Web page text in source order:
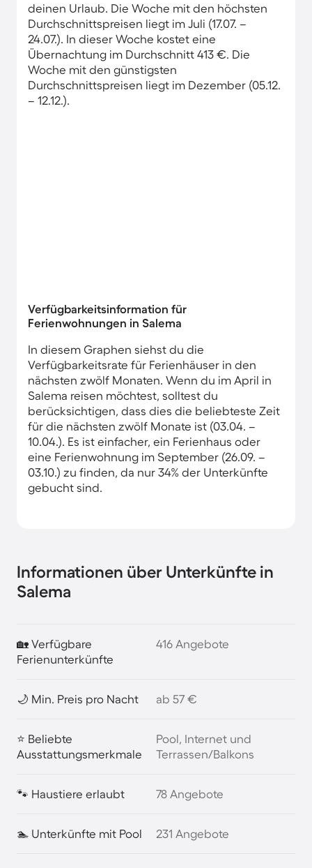
deinen Urlaub. Die Woche mit den höchsten
Durchschnittspreisen liegt im Juli (17.07. –
24.07.). In dieser Woche kostet eine
Übernachtung im Durchschnitt 413 €. Die
Woche mit den günstigsten
Durchschnittspreisen liegt im Dezember (05.12.
– 12.12.).
Verfügbarkeitsinformation für
Ferienwohnungen in Salema
In diesem Graphen siehst du die
Verfügbarkeitsrate für Ferienhäuser in den
nächsten zwölf Monaten. Wenn du im April in
Salema reisen möchtest, solltest du
berücksichtigen, dass dies die beliebteste Zeit
für die nächsten zwölf Monate ist (03.04. –
10.04.). Es ist einfacher, ein Ferienhaus oder
eine Ferienwohnung im September (26.09. –
03.10.) zu finden, da nur 34% der Unterkünfte
gebucht sind.
Informationen über Unterkünfte in
Salema
🏡 Verfügbare
Ferienunterkünfte
416 Angebote
🌙 Min. Preis pro Nacht ab 57 €
⭐ Beliebte
Ausstattungsmerkmale
Pool, Internet und
Terrassen/Balkons
🐾 Haustiere erlaubt 78 Angebote
🏊 Unterkünfte mit Pool 231 Angebote